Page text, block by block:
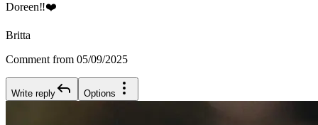
Doreen‼️❤️
Britta
Comment from 05/09/2025
Write reply Options